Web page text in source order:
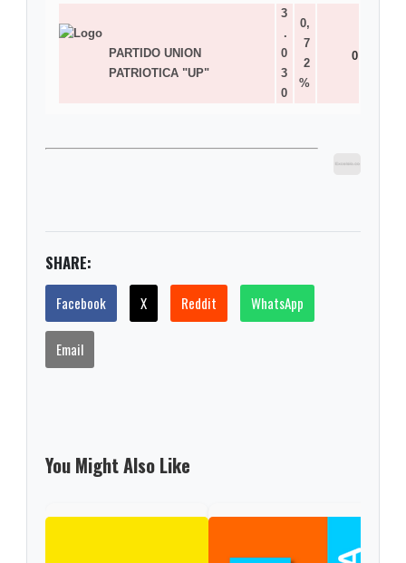
PARTIDO UNION
PATRIOTICA "UP"
3
.
0
3
0
0,
7
2
%
0
SHARE:
Facebook X Reddit WhatsApp
Email
You Might Also Like